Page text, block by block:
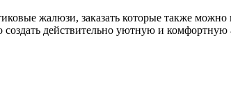
жалюзи, заказать которые также
действительно уютную и